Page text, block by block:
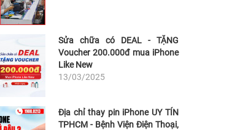
Sửa chữa có DEAL - TẶNG
Voucher 200.000đ mua iPhone
Like New
13/03/2025
Địa chỉ thay pin iPhone UY TÍN
TPHCM - Bệnh Viện Điện Thoại,